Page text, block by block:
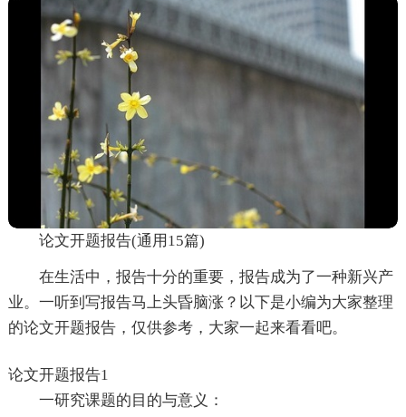
论文开题报告(通用15篇)
在生活中，报告十分的重要，报告成为了一种新兴产
业。一听到写报告马上头昏脑涨？以下是小编为大家整理
的论文开题报告，仅供参考，大家一起来看看吧。
论文开题报告1
一研究课题的目的与意义：